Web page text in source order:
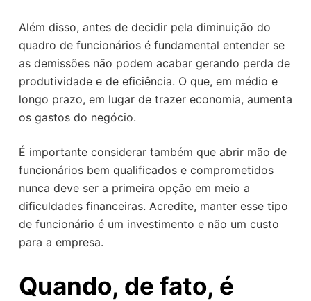
Além disso, antes de decidir pela diminuição do
quadro de funcionários é fundamental entender se
as demissões não podem acabar gerando perda de
produtividade e de eficiência. O que, em médio e
longo prazo, em lugar de trazer economia, aumenta
os gastos do negócio.
É importante considerar também que abrir mão de
funcionários bem qualificados e comprometidos
nunca deve ser a primeira opção em meio a
dificuldades financeiras. Acredite, manter esse tipo
de funcionário é um investimento e não um custo
para a empresa.
Quando, de fato, é